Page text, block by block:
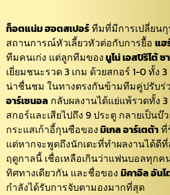
ท็อตแน่ม ฮอตสเปอร์ทีมที่มีการเปลี่ยน
สถานการณ์หัวเลี้ยวหัวต่อกับการยื้อ แฮ
ทีมคนเก่ง แต่ลูกทีมของนูโน่ เอสปิริโต้ ซ
เยี่ยมชนะรวด 3 เกม ด้วยสกอร์ 1-0 ทั้ง
น่าชื่นชม ในทางตรงกันข้ามทีมคู่ปรับร่
อาร์เซนอล กลับผลงานได้แย่แพ้รวดทั้ง
สกอร์และเสียไปถึง 9 ประตู กลายเป็นบ๊
กระแสเก้าอี้กุนซือของมิเกล อาร์เตต้าที่
แต่หากจะพูดถึงนักเตะที่ทำผลงานได้ดี
ฤดูกาลนี้ เชื่อเหลือเกินว่าแฟนบอลทุกค
ทิศทางเดียวกัน และชื่อของ มิคาอิล อันโ
กำลังได้รับการจับตามองมากที่สุด